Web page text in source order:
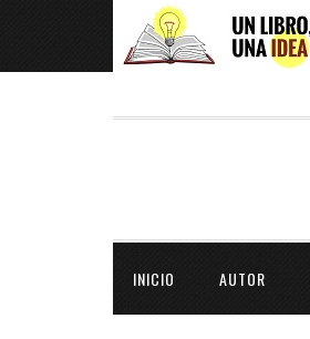
INICIO AUTOR